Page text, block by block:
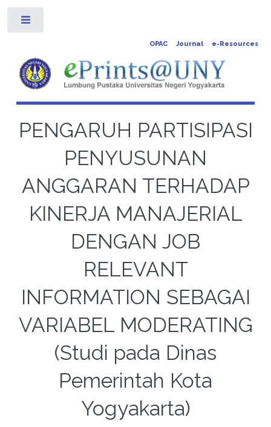
OPAC Journal e-Resources
PENGARUH PARTISIPASI
PENYUSUNAN
ANGGARAN TERHADAP
KINERJA MANAJERIAL
DENGAN JOB
RELEVANT
INFORMATION SEBAGAI
VARIABEL MODERATING
(Studi pada Dinas
Pemerintah Kota
Yogyakarta)